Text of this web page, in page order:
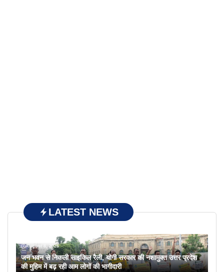
LATEST NEWS
August 8, 2026
जन भवन से निकली साइकिल रैली, योगी सरकार की नशामुक्त उत्तर प्रदेश
की मुहिम में बढ़ रही आम लोगों की भागीदारी